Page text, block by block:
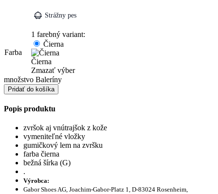
Strážny pes
Farba
1 farebný variant:
Čierna
Čierna
Zmazať výber
množstvo Baleríny
Pridať do košíka
Popis produktu
zvršok aj vnútrajšok z kože
vymeniteľné vložky
gumičkový lem na zvršku
farba čierna
bežná šírka (G)
.
Výrobca:
Gabor Shoes AG, Joachim-Gabor-Platz 1, D-83024 Rosenheim,